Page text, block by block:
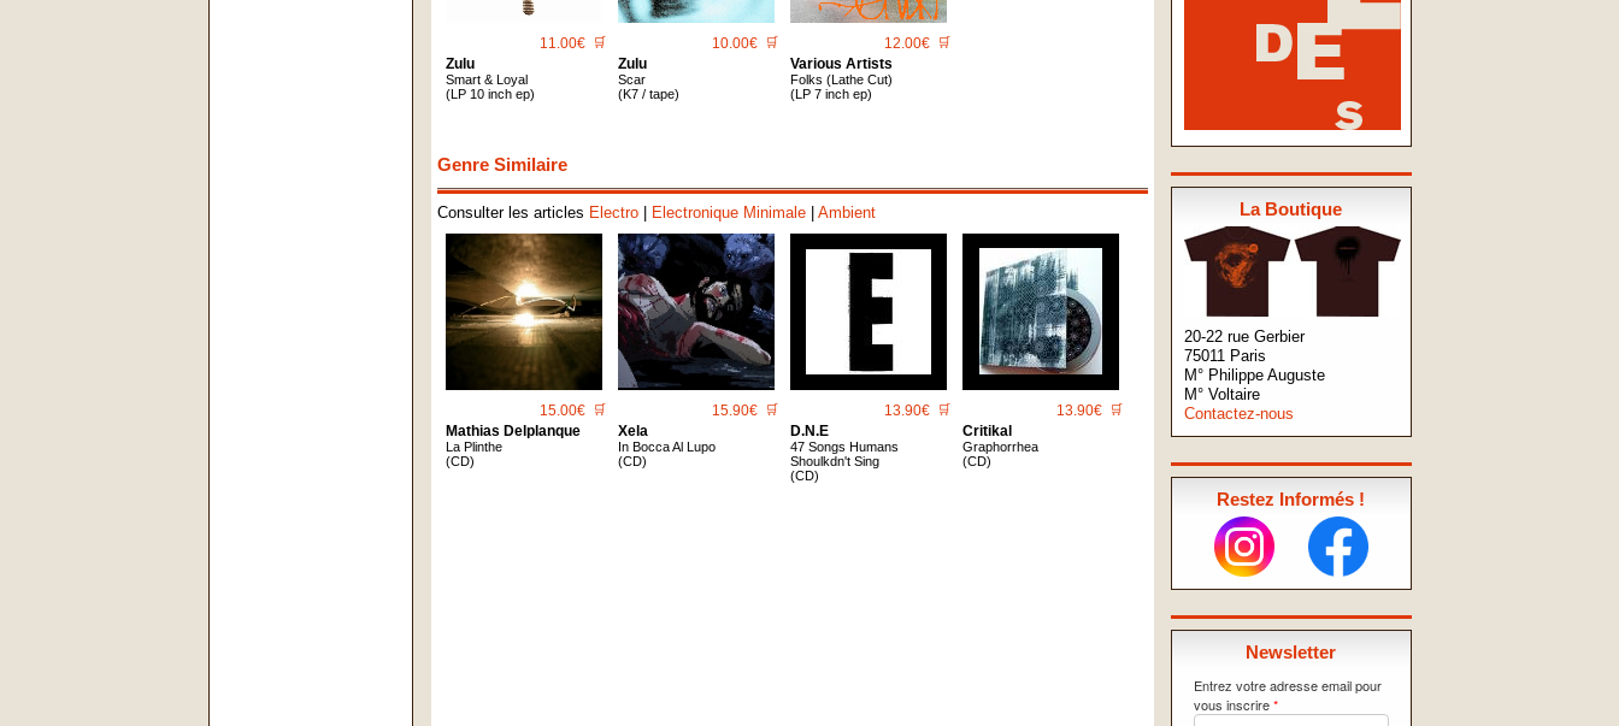
La Boutique
20-22 rue Gerbier
75011 Paris
M° Philippe Auguste
M° Voltaire
Contactez-nous
Restez Informés !
Newsletter
Entrez votre adresse email pour
vous inscrire*
11.00€ 🛒
Zulu
Smart & Loyal
(LP 10 inch ep)
10.00€ 🛒
Zulu
Scar
(K7 / tape)
12.00€ 🛒
Various Artists
Folks (Lathe Cut)
(LP 7 inch ep)
Genre Similaire
Consulter les articles Electro| Electronique Minimale| Ambient
15.00€ 🛒
Mathias Delplanque
La Plinthe
(CD)
15.90€ 🛒
Xela
In Bocca Al Lupo
(CD)
13.90€ 🛒
D.n.e
47 Songs Humans
Shoulkdn't Sing
(CD)
13.90€ 🛒
Critikal
Graphorrhea
(CD)